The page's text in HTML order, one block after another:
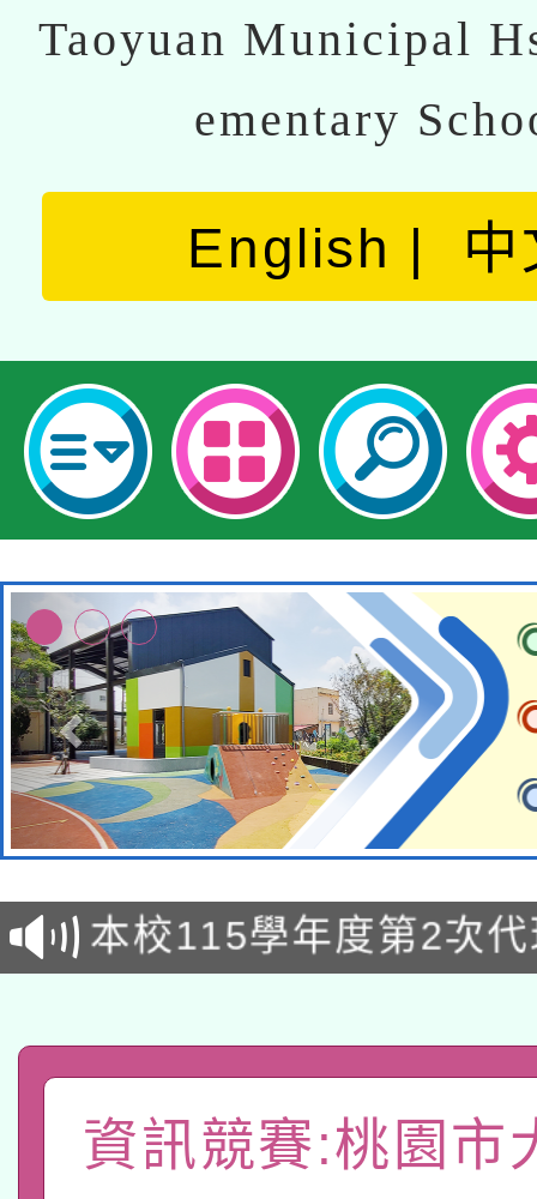
Taoyuan Municipal
ementary
English 中
本校115學年度第1次
第3次招考甄選結果公
本校115學年度第2次
有關原住民族委員會
公告之原住民族歲時祭
一案。
兒童少年暑期犯罪預防
答一案
人員健康講座「吃得安
本校115學年度第2次
資訊競賽:桃園市